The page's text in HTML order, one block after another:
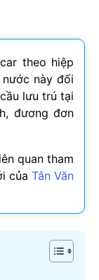
theo hiệp
này đối
lưu trú tại
đương đơn
quan tham
của Tân Văn